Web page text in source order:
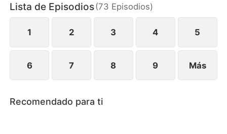
Grupo Lima, llega y revela que él es el único
heredero de la poderosa familia Lima.
Lista de Episodios(73 Episodios)
1 2 3 4 5
6 7 8 9 Más
Recomendado para ti